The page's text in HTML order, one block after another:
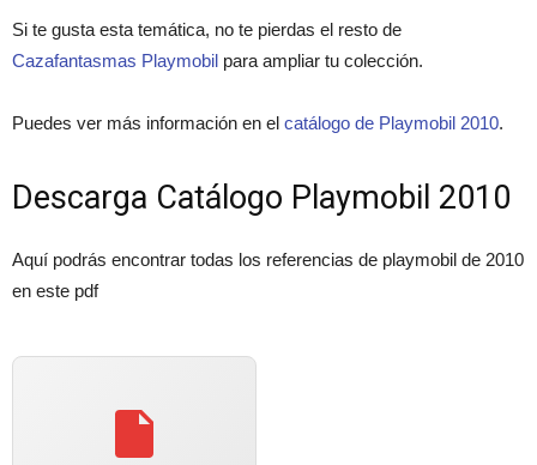
Si te gusta esta temática, no te pierdas el resto de
Cazafantasmas Playmobil para ampliar tu colección.
Puedes ver más información en el catálogo de Playmobil 2010.
Descarga Catálogo Playmobil 2010
Aquí podrás encontrar todas los referencias de playmobil de 2010
en este pdf